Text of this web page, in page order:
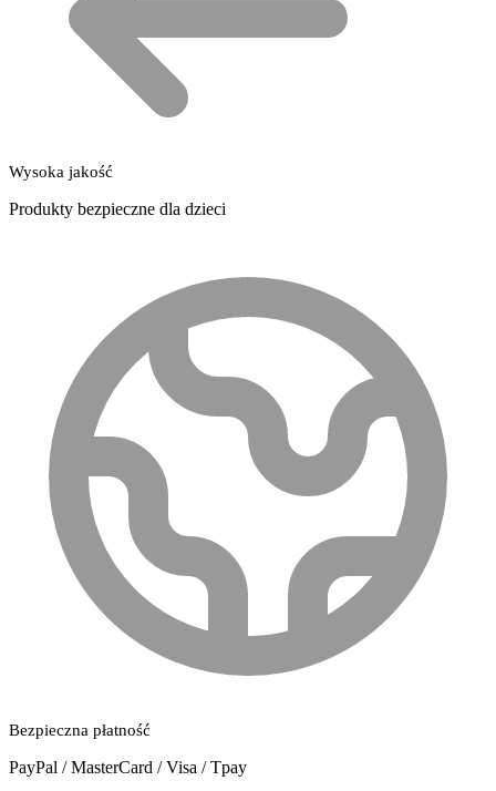
Wysoka jakość
Produkty bezpieczne dla dzieci
Bezpieczna płatność
PayPal / MasterCard / Visa / Tpay